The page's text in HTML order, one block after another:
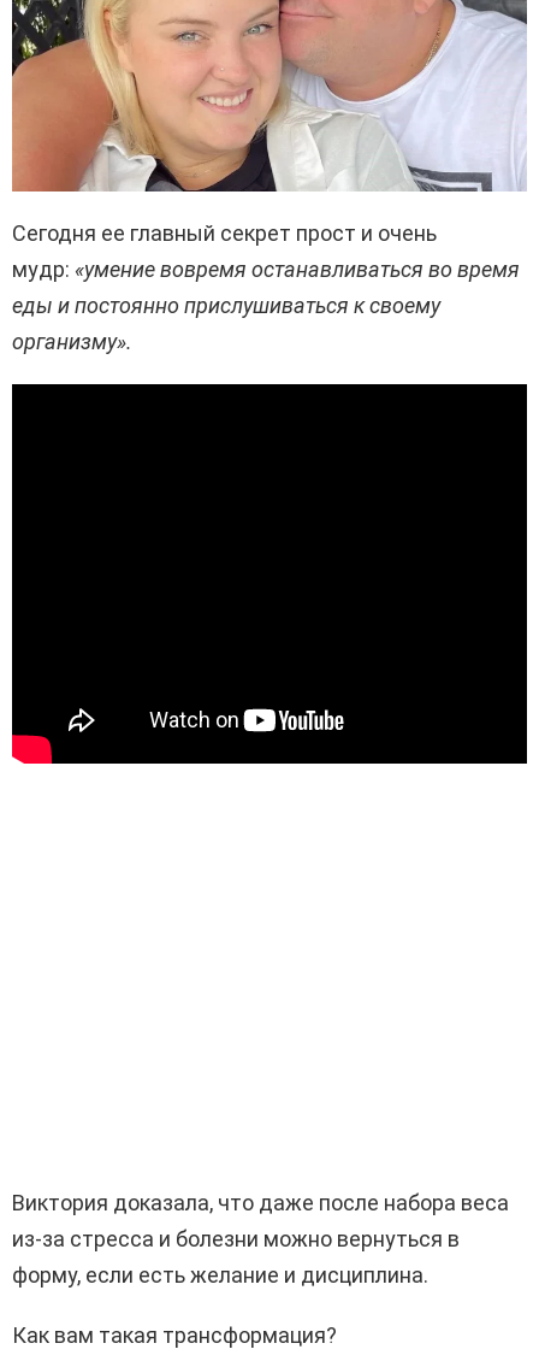
Сегодня ее главный секрет прост и очень
мудр: «умение вовремя останавливаться во время
еды и постоянно прислушиваться к своему
организму».
Виктория доказала, что даже после набора веса
из-за стресса и болезни можно вернуться в
форму, если есть желание и дисциплина.
Как вам такая трансформация?